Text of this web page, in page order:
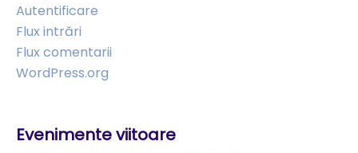
Autentificare
Flux intrări
Flux comentarii
WordPress.org
Evenimente viitoare